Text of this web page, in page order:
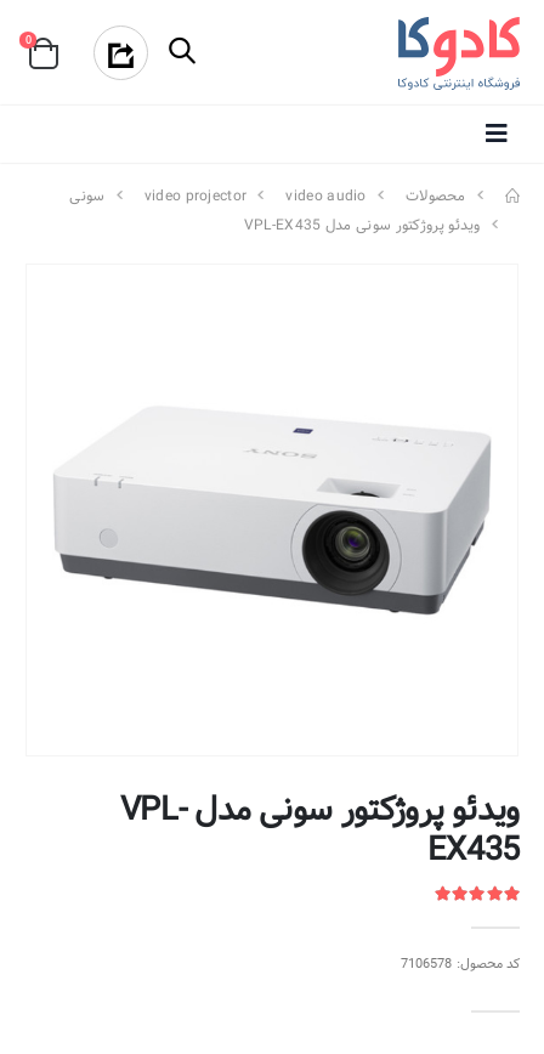
0
محصولات video audio
video projector
سونی
ویدئو پروژکتور سونی مدل VPL-EX435
ویدئو پروژکتور سونی مدل VPL-
EX435
کد محصول: 7106578